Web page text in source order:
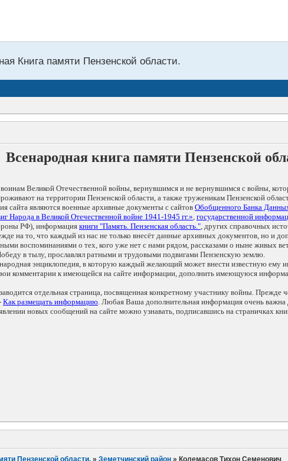
Книга памяти Пензенской области.
Всенародная книга памяти Пензенской
Великой Отечественной войны, вернувшимся и не вернувшимся с войны,
на территории Пензенской области, а также труженикам Пензенской
сайта являются военные архивные документы с сайтов Обобщенного Банка
Народа в Великой Отечественной войне 1941-1945 гг.», государственной
РФ), информация книги "Память. Пензенская область.", других справочных
на то, что каждый из нас не только внесёт данные архивных документов, но и
воспоминаниями о тех, кого уже нет с нами рядом, рассказами о ныне живых
в тылу, прославлял ратными и трудовыми подвигами Пензенскую землю.
энциклопедия, в которую каждый желающий может внести известную ему
комментарии к имеющейся на сайте информации, дополнить имеющуюся
отдельная страница, посвященная конкретному участнику войны.
Как размещать информацию. Любая Ваша дополнительная информация очень важна
новых сообщений на сайте можно узнавать, подписавшись на страничках